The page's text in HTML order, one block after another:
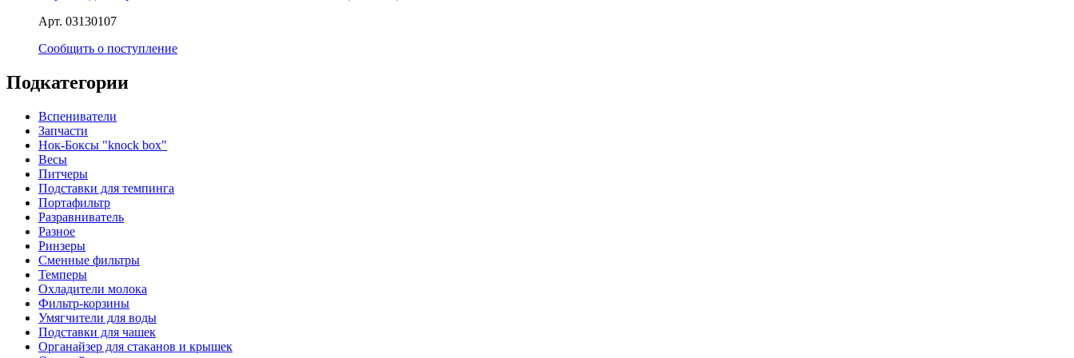
Арт. 03130107
Сообщить о поступление
Подкатегории
Вспениватели
Запчасти
Нок-Боксы "knock box"
Весы
Питчеры
Подставки для темпинга
Портафильтр
Разравниватель
Разное
Ринзеры
Сменные фильтры
Темперы
Охладители молока
Фильтр-корзины
Умягчители для воды
Подставки для чашек
Органайзер для стаканов и крышек